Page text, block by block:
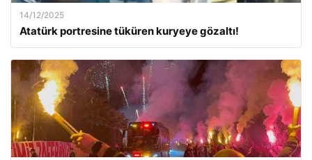
14/12/2025
Atatürk portresine tüküren kuryeye gözaltı!